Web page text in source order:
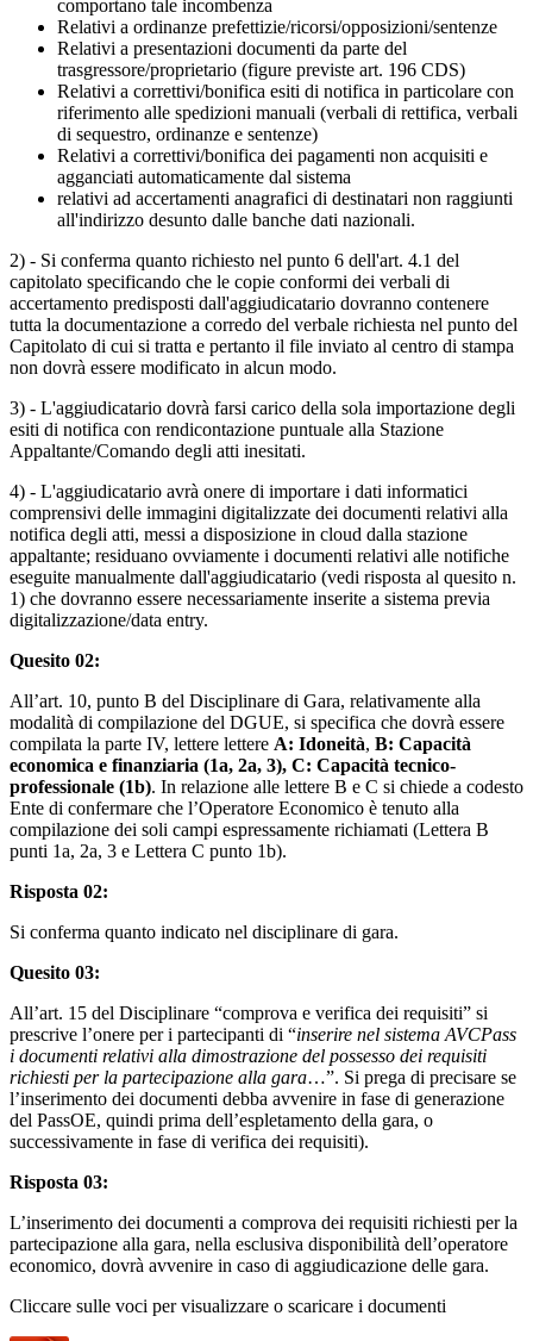
comportano tale incombenza
Relativi a ordinanze prefettizie/ricorsi/opposizioni/sentenze
Relativi a presentazioni documenti da parte del
trasgressore/proprietario (figure previste art. 196 CDS)
Relativi a correttivi/bonifica esiti di notifica in particolare con
riferimento alle spedizioni manuali (verbali di rettifica, verbali
di sequestro, ordinanze e sentenze)
Relativi a correttivi/bonifica dei pagamenti non acquisiti e
agganciati automaticamente dal sistema
relativi ad accertamenti anagrafici di destinatari non raggiunti
all'indirizzo desunto dalle banche dati nazionali.
2) - Si conferma quanto richiesto nel punto 6 dell'art. 4.1 del
capitolato specificando che le copie conformi dei verbali di
accertamento predisposti dall'aggiudicatario dovranno contenere
tutta la documentazione a corredo del verbale richiesta nel punto del
Capitolato di cui si tratta e pertanto il file inviato al centro di stampa
non dovrà essere modificato in alcun modo.
3) - L'aggiudicatario dovrà farsi carico della sola importazione degli
esiti di notifica con rendicontazione puntuale alla Stazione
Appaltante/Comando degli atti inesitati.
4) - L'aggiudicatario avrà onere di importare i dati informatici
comprensivi delle immagini digitalizzate dei documenti relativi alla
notifica degli atti, messi a disposizione in cloud dalla stazione
appaltante; residuano ovviamente i documenti relativi alle notifiche
eseguite manualmente dall'aggiudicatario (vedi risposta al quesito n.
1) che dovranno essere necessariamente inserite a sistema previa
digitalizzazione/data entry.
Quesito 02:
All’art. 10, punto B del Disciplinare di Gara, relativamente alla
modalità di compilazione del DGUE, si specifica che dovrà essere
compilata la parte IV, lettere lettere A: Idoneità, B: Capacità
economica e finanziaria (1a, 2a, 3), C: Capacità tecnico-
professionale (1b). In relazione alle lettere B e C si chiede a codesto
Ente di confermare che l’Operatore Economico è tenuto alla
compilazione dei soli campi espressamente richiamati (Lettera B
punti 1a, 2a, 3 e Lettera C punto 1b).
Risposta 02:
Si conferma quanto indicato nel disciplinare di gara.
Quesito 03:
All’art. 15 del Disciplinare “comprova e verifica dei requisiti” si
prescrive l’onere per i partecipanti di “inserire nel sistema AVCPass
i documenti relativi alla dimostrazione del possesso dei requisiti
richiesti per la partecipazione alla gara…”. Si prega di precisare se
l’inserimento dei documenti debba avvenire in fase di generazione
del PassOE, quindi prima dell’espletamento della gara, o
successivamente in fase di verifica dei requisiti).
Risposta 03:
L’inserimento dei documenti a comprova dei requisiti richiesti per la
partecipazione alla gara, nella esclusiva disponibilità dell’operatore
economico, dovrà avvenire in caso di aggiudicazione delle gara.
Cliccare sulle voci per visualizzare o scaricare i documenti